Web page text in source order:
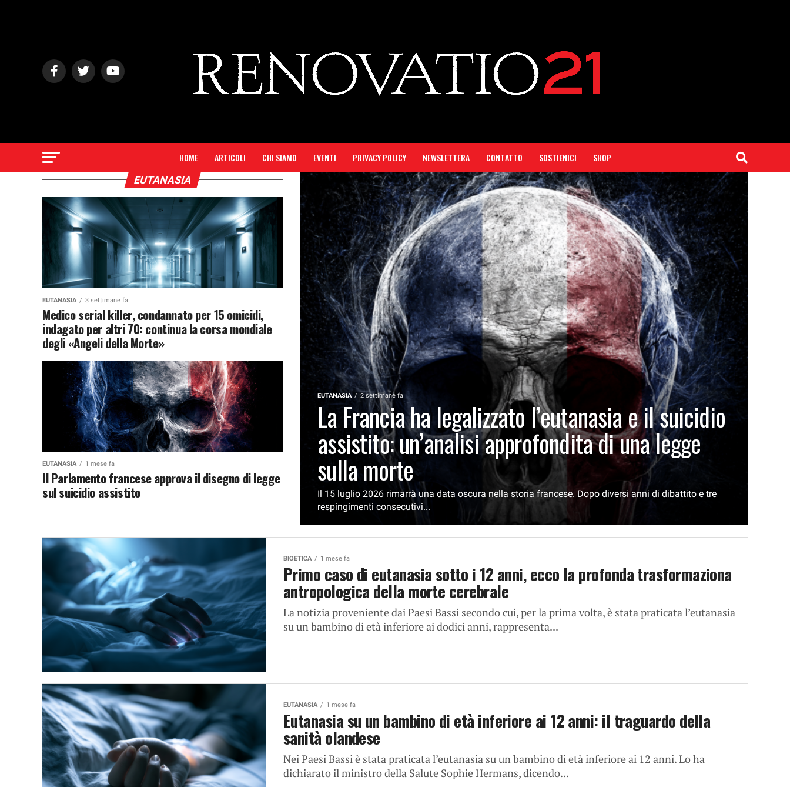
HOME ARTICOLI CHI SIAMO EVENTI PRIVACY POLICY NEWSLETTERA CONTATTO SOSTIENICI SHOP
EUTANASIA 2 settimane fa
La Francia ha legalizzato l’eutanasia e il suicidio
assistito: un’analisi approfondita di una legge
sulla morte
Il 15 luglio 2026 rimarrà una data oscura nella storia francese. Dopo diversi anni di dibattito e tre
respingimenti consecutivi...
EUTANASIA
EUTANASIA 3 settimane fa
Medico serial killer, condannato per 15 omicidi,
indagato per altri 70: continua la corsa mondiale
degli «Angeli della Morte»
EUTANASIA 1 mese fa
Il Parlamento francese approva il disegno di legge
sul suicidio assistito
BIOETICA 1 mese fa
Primo caso di eutanasia sotto i 12 anni, ecco la profonda trasformaziona
antropologica della morte cerebrale
La notizia proveniente dai Paesi Bassi secondo cui, per la prima volta, è stata praticata l’eutanasia
su un bambino di età inferiore ai dodici anni, rappresenta...
EUTANASIA 1 mese fa
Eutanasia su un bambino di età inferiore ai 12 anni: il traguardo della
sanità olandese
Nei Paesi Bassi è stata praticata l’eutanasia su un bambino di età inferiore ai 12 anni. Lo ha
dichiarato il ministro della Salute Sophie Hermans, dicendo...